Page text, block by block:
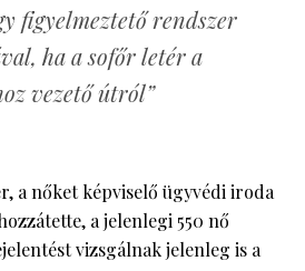
figyelmeztető rendszer
ha a sofőr letér a
vezető útról”
a nőket képviselő ügyvédi iroda
a jelenlegi 550 nő
vizsgálnak jelenleg is a